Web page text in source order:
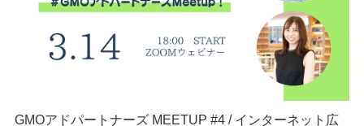
GMOアドパートナーズ MEETUP #4 / インターネット広